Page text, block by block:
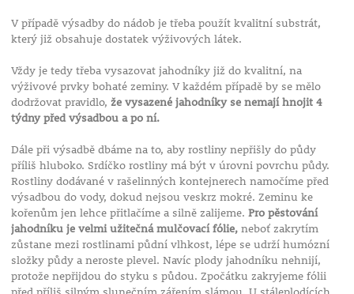
V případě výsadby do nádob je třeba použít kvalitní substrát,
který již obsahuje dostatek výživových látek.
Vždy je tedy třeba vysazovat jahodníky již do kvalitní, na
výživové prvky bohaté zeminy. V každém případě by se mělo
dodržovat pravidlo, že vysazené jahodníky se nemají hnojit 4
týdny před výsadbou a po ní.
Dále při výsadbě dbáme na to, aby rostliny nepřišly do půdy
příliš hluboko. Srdíčko rostliny má být v úrovni povrchu půdy.
Rostliny dodávané v rašelinných kontejnerech namočíme před
výsadbou do vody, dokud nejsou veskrz mokré. Zeminu ke
kořenům jen lehce přitlačíme a silně zalijeme. Pro pěstování
jahodníku je velmi užitečná mulčovací fólie,neboť zakrytím
zůstane mezi rostlinami půdní vlhkost, lépe se udrží humózní
složky půdy a neroste plevel. Navíc plody jahodníku nehnijí,
protože nepřijdou do styku s půdou. Zpočátku zakryjeme fólii